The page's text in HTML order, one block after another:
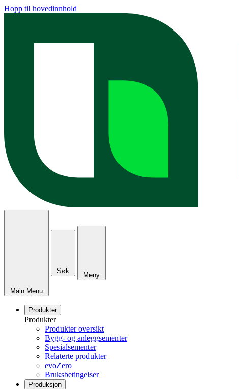
Hopp til hovedinnhold
Main Menu
Søk
Meny
Produkter
Produkter
Produkter oversikt
Bygg- og anleggsementer
Spesialsementer
Relaterte produkter
evoZero
Bruksbetingelser
Produksjon